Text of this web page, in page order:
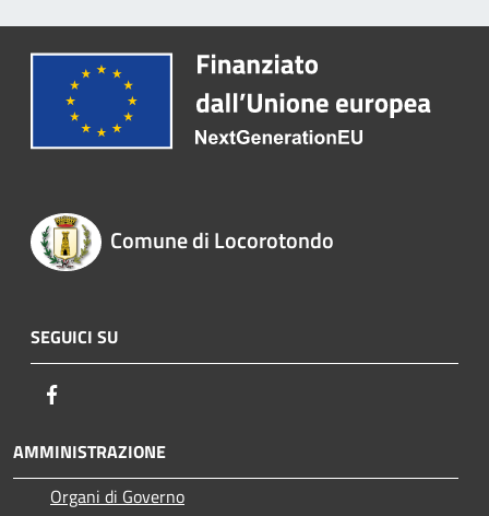
Comune di Locorotondo
SEGUICI SU
AMMINISTRAZIONE
Organi di Governo